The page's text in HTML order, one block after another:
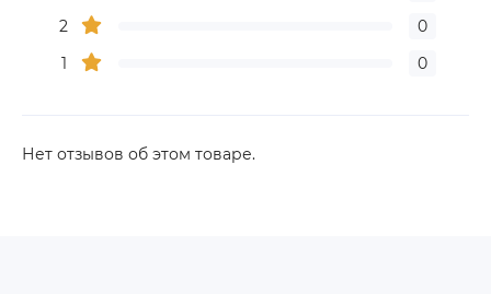
2
0
1
0
Нет отзывов об этом товаре.